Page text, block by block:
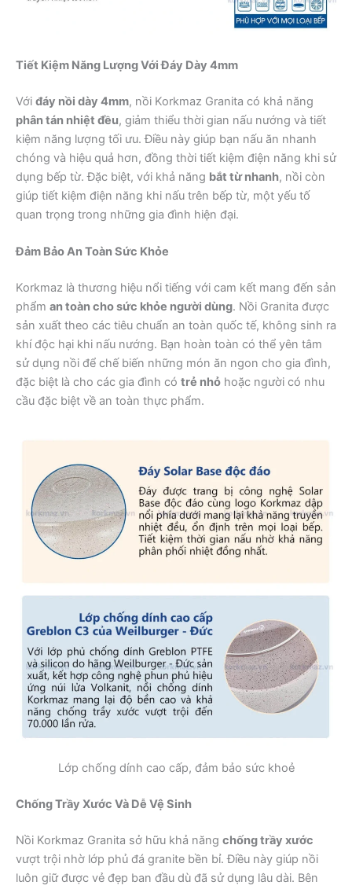
Tiết Kiệm Năng Lượng Với Đáy Dày 4mm
Với đáy nồi dày 4mm, nồi Korkmaz Granita có khả năng
phân tán nhiệt đều, giảm thiểu thời gian nấu nướng và tiết
kiệm năng lượng tối ưu. Điều này giúp bạn nấu ăn nhanh
chóng và hiệu quả hơn, đồng thời tiết kiệm điện năng khi sử
dụng bếp từ. Đặc biệt, với khả năng bắt từ nhanh, nồi còn
giúp tiết kiệm điện năng khi nấu trên bếp từ, một yếu tố
quan trọng trong những gia đình hiện đại.
Đảm Bảo An Toàn Sức Khỏe
Korkmaz là thương hiệu nổi tiếng với cam kết mang đến sản
phẩm an toàn cho sức khỏe người dùng. Nồi Granita được
sản xuất theo các tiêu chuẩn an toàn quốc tế, không sinh ra
khí độc hại khi nấu nướng. Bạn hoàn toàn có thể yên tâm
sử dụng nồi để chế biến những món ăn ngon cho gia đình,
đặc biệt là cho các gia đình có trẻ nhỏ hoặc người có nhu
cầu đặc biệt về an toàn thực phẩm.
Lớp chống dính cao cấp, đảm bảo sức khoẻ
Chống Trầy Xước Và Dễ Vệ Sinh
Nồi Korkmaz Granita sở hữu khả năng chống trầy xước
vượt trội nhờ lớp phủ đá granite bền bỉ. Điều này giúp nồi
luôn giữ được vẻ đẹp ban đầu dù đã sử dụng lâu dài. Bên